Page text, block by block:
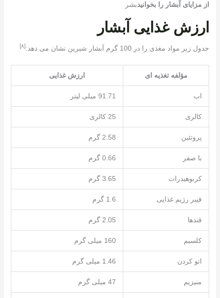
از مزایای آبشار را بخوانیدبشر
ارزش غذایی آبشار
جدول زیر مواد مغذی را در 100 گرم آبشار شیرین نشان می دهد: [٨]
مؤلفه تغذیه ای ارزش غذایی
اب 91.71 میلی لیتر
کالری 25 کالری
پروتئین 2.58 گرم
با صفر 0.66 گرم
کربوهیدرات 3.65 گرم
فیبر رژیم غذایی 1.6 گرم
قندها 2.05 گرم
کلسیم 160 میلی گرم
اتو کردن 1.46 میلی گرم
منیزیم 47 میلی گرم